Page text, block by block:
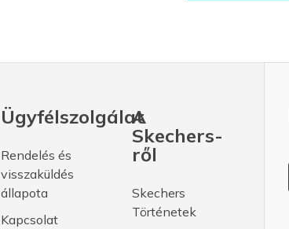
Ügyfélszolgálat
Rendelés és
visszaküldés
állapota
Kapcsolat
A
Skechers-
ről
Skechers
Történetek